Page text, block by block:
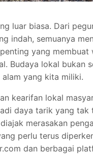
luar biasa. Dari
indah, semuanya
yang membuat
Budaya lokal bukan
yang kita miliki.
kearifan lokal
daya tarik yang tak
merasakan
perlu terus
dan berbagai